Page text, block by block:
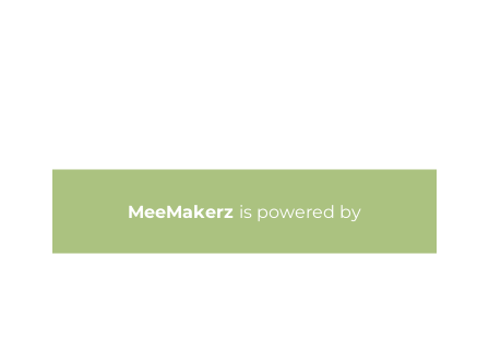
MeeMakerz is powered by